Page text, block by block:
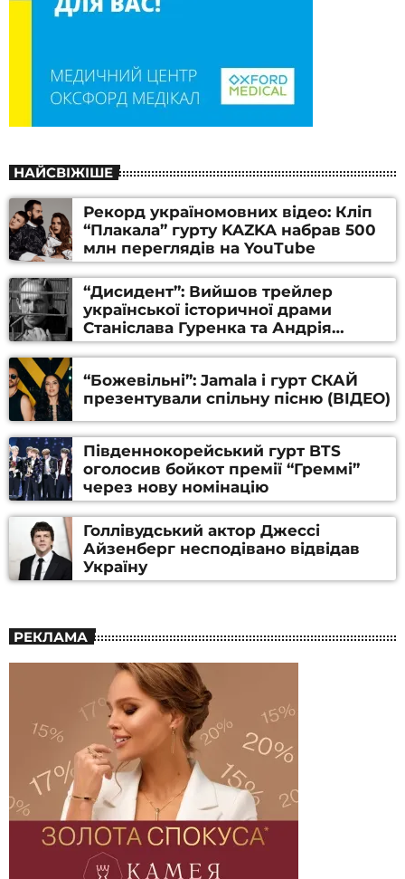
НАЙСВІЖІШЕ
Рекорд україномовних відео: Кліп
“Плакала” гурту KAZKA набрав 500
млн переглядів на YouTube
“Дисидент”: Вийшов трейлер
української історичної драми
Станіслава Гуренка та Андрія
Алфьорова (ВІДЕО)
“Божевільні”: Jamala і гурт СКАЙ
презентували спільну пісню (ВІДЕО)
Південнокорейський гурт BTS
оголосив бойкот премії “Греммі”
через нову номінацію
Голлівудський актор Джессі
Айзенберг несподівано відвідав
Україну
РЕКЛАМА